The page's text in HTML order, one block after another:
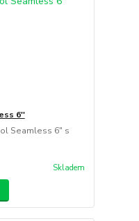
6''
Seamless 6" s
Skladem